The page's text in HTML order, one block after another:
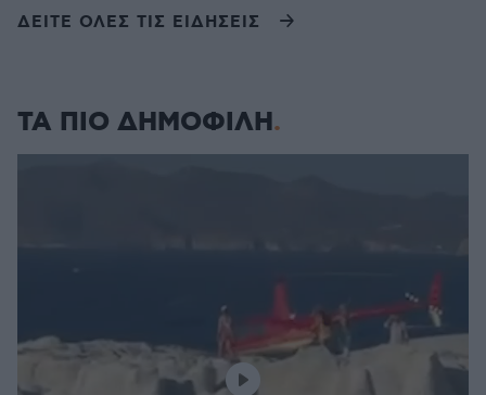
ΔΕΙΤΕ ΟΛΕΣ ΤΙΣ ΕΙΔΗΣΕΙΣ
ΤΑ ΠΙΟ ΔΗΜΟΦΙΛΗ